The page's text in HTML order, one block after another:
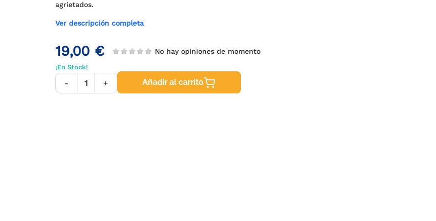
agrietados.
Ver descripción completa
19,00 € No hay opiniones de momento
¡En Stock!
- + Añadir al carrito